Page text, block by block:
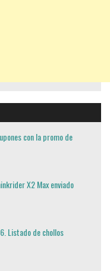
con la promo de
X2 Max enviado
Listado de chollos